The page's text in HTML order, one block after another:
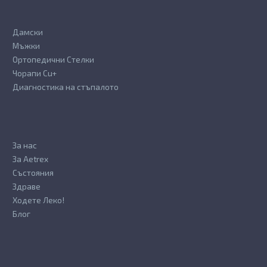
Дамски
Мъжки
Ортопедични Стелки
Чорапи Cu+
Диагностика на стъпалото
За нас
За Aetrex
Състояния
Здраве
Ходете Леко!
Блог